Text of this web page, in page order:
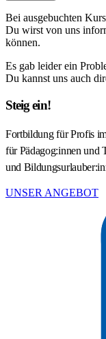
Bei ausgebuchten
Du wirst von uns
können.
Es gab leider ein
Du kannst uns auch
Steig ein!
Fortbildung für Profis
für Pädagog:innen und
und
UNSER ANGEBOT